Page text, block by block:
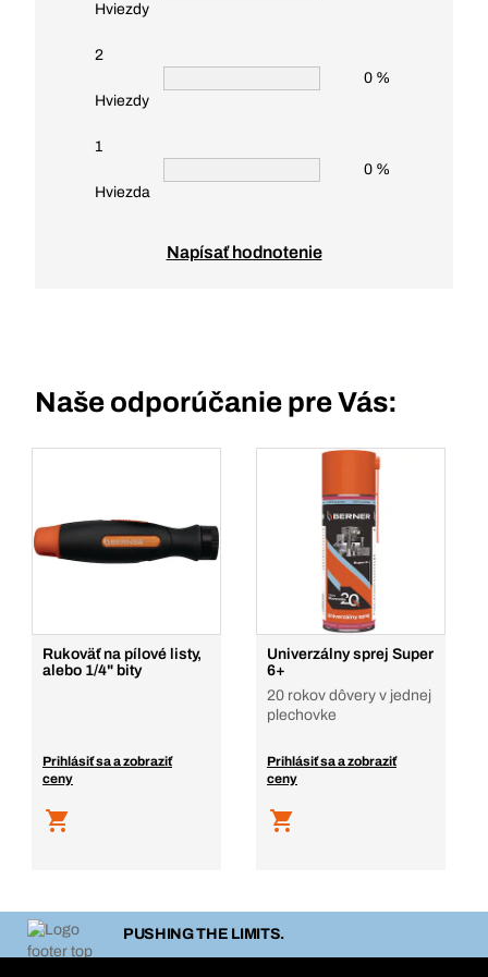
Hviezdy
2
Hviezdy
0 %
1
Hviezda
0 %
Napísať hodnotenie
Naše odporúčanie pre Vás:
Rukoväť na pílové listy,
alebo 1/4" bity
Prihlásiť sa a zobraziť
ceny
Univerzálny sprej Super
6+
20 rokov dôvery v jednej
plechovke
Prihlásiť sa a zobraziť
ceny
PUSHING THE LIMITS.